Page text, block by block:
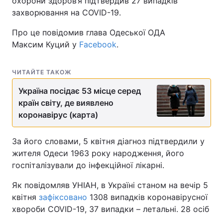
захворювання на COVID-19.
Про це повідомив глава Одеської ОДА
Максим Куций у Facebook.
ЧИТАЙТЕ ТАКОЖ
Україна посідає 53 місце серед
країн світу, де виявлено
коронавірус (карта)
За його словами, 5 квітня діагноз підтвердили у
жителя Одеси 1963 року народження, його
госпіталізували до інфекційної лікарні.
Як повідомляв УНІАН, в Україні станом на вечір 5
квітня зафіксовано 1308 випадків коронавірусної
хвороби COVID-19, 37 випадки – летальні. 28 осіб